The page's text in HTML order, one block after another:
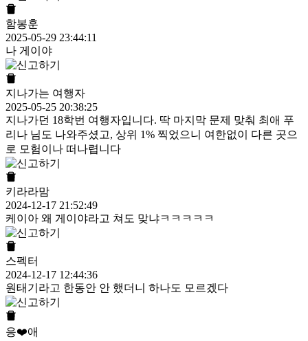
함봉훈
2025-05-29 23:44:11
나 게이야
지나가는 여행자
2025-05-25 20:38:25
지나가던 18학번 여행자입니다. 딱 마지막 문제 맞춰 최애 푸
리나 님도 나와주셨고, 상위 1% 찍었으니 여한없이 다른 곳으
로 모험이나 떠나렵니다
키라라맘
2024-12-17 21:52:49
케이아 왜 게이야라고 쳐도 맞냐ㅋㅋㅋㅋㅋ
스펙터
2024-12-17 12:44:36
원태기라고 한동안 안 했더니 하나도 모르겠다
응❤️애